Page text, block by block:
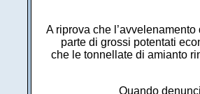
A riprova che
parte di grossi potentati
che le tonnellate di amianto
Quando